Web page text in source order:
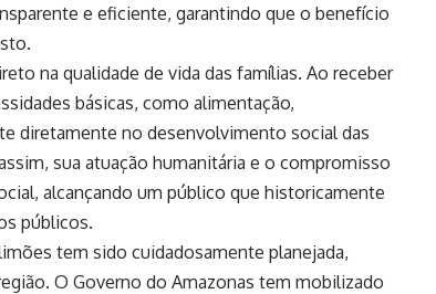
e eficiente, garantindo que o benefício
na qualidade de vida das famílias. Ao receber
básicas, como alimentação,
diretamente no desenvolvimento social das
sua atuação humanitária e o compromisso
alcançando um público que historicamente
públicos.
tem sido cuidadosamente planejada,
O Governo do Amazonas tem mobilizado